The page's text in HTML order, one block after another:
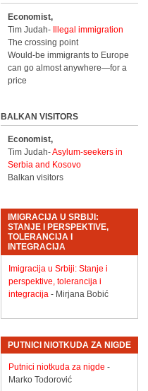
Economist,
Tim Judah-
Illegal immigration
The crossing point
Would-be immigrants to Europe
can go almost anywhere—for a
price
BALKAN VISITORS
Economist,
Tim Judah-Asylum-seekers in
Serbia and Kosovo
Balkan visitors
IMIGRACIJA U SRBIJI:
STANJE I PERSPEKTIVE,
TOLERANCIJA I
INTEGRACIJA
Imigracija u Srbiji: Stanje i
perspektive, tolerancija i
integracija- Mirjana Bobić
PUTNICI NIOTKUDA ZA NIGDE
Putnici niotkuda za nigde -
Marko Todorović